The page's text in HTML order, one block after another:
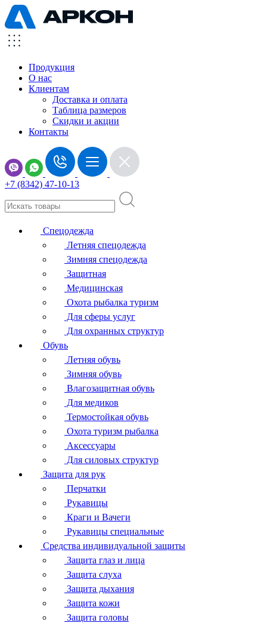
Продукция
О нас
Клиентам
Доставка и оплата
Таблица размеров
Скидки и акции
Контакты
+7 (8342) 47-10-13
Спецодежда
Летняя спецодежда
Зимняя спецодежда
Защитная
Медицинская
Охота рыбалка туризм
Для сферы услуг
Для охранных структур
Обувь
Летняя обувь
Зимняя обувь
Влагозащитная обувь
Для медиков
Термостойкая обувь
Охота туризм рыбалка
Аксессуары
Для силовых структур
Защита для рук
Перчатки
Рукавицы
Краги и Вачеги
Рукавицы специальные
Средства индивидуальной защиты
Защита глаз и лица
Защита слуха
Защита дыхания
Защита кожи
Защита головы